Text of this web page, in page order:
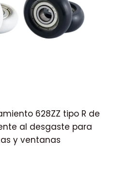
628ZZ tipo R de
al desgaste para
y ventanas